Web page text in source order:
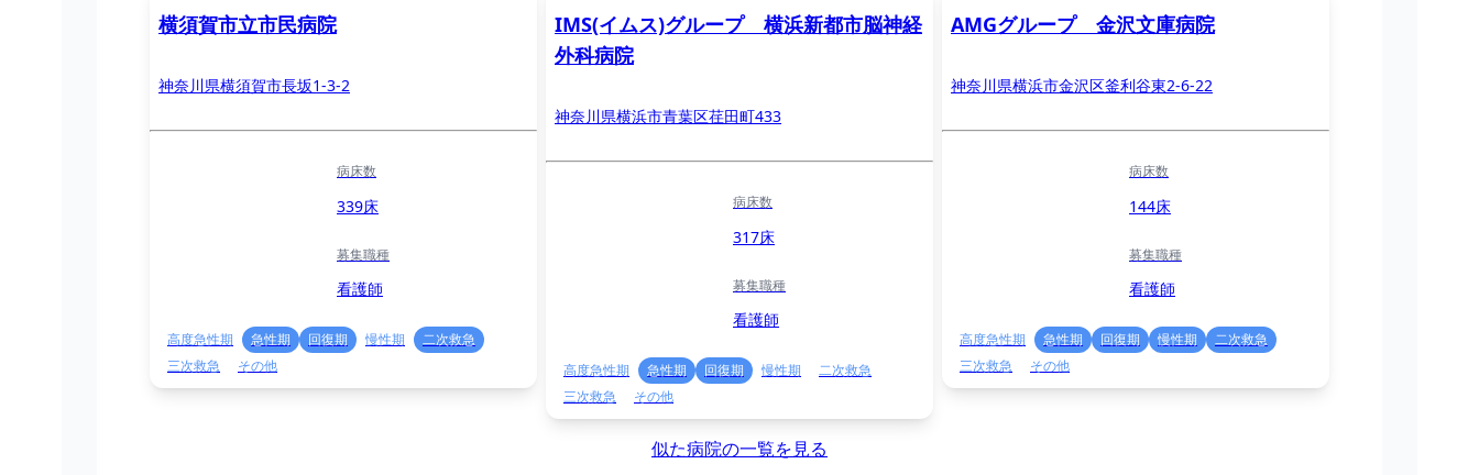
横須賀市立市民病院
神奈川県横須賀市長坂1-3-2
病床数
339床
募集職種
看護師
高度急性期 急性期 回復期 慢性期
二次救急
三次救急
その他
IMS(イムス)グループ 横浜新都市脳神経
外科病院
神奈川県横浜市青葉区荏田町433
病床数
317床
募集職種
看護師
高度急性期 急性期 回復期 慢性期
二次救急
三次救急
その他
AMGグループ 金沢文庫病院
神奈川県横浜市金沢区釜利谷東2-6-22
病床数
144床
募集職種
看護師
高度急性期 急性期 回復期 慢性期
二次救急
三次救急
その他
似た病院の一覧を見る